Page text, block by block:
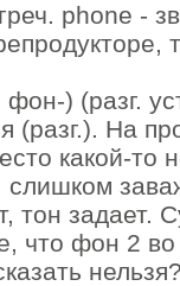
phone -
) (разг.
(разг.). На
какой-то
тон задает.
что фон 2